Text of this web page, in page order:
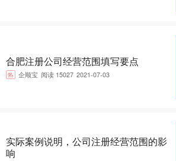
合肥注册公司经营范围填写要点
热 企顺宝 阅读 15027 2021-07-03
实际案例说明，公司注册经营范围的影
响